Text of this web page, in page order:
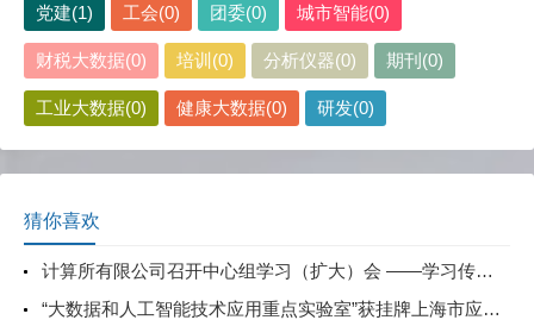
党建(1) 工会(0) 团委(0) 城市智能(0)
财税大数据(0) 培训(0) 分析仪器(0) 期刊(0)
工业大数据(0) 健康大数据(0) 研发(0)
猜你喜欢
计算所有限公司召开中心组学习（扩大）会 ——学习传达全国两会精神
“大数据和人工智能技术应用重点实验室”获挂牌上海市应急管理局重点实验室